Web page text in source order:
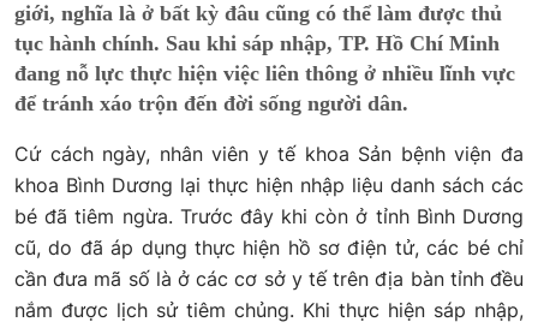
giới, nghĩa là ở bất kỳ đâu cũng có thể làm được thủ
tục hành chính. Sau khi sáp nhập, TP. Hồ Chí Minh
đang nỗ lực thực hiện việc liên thông ở nhiều lĩnh vực
để tránh xáo trộn đến đời sống người dân.
Cứ cách ngày, nhân viên y tế khoa Sản bệnh viện đa
khoa Bình Dương lại thực hiện nhập liệu danh sách các
bé đã tiêm ngừa. Trước đây khi còn ở tỉnh Bình Dương
cũ, do đã áp dụng thực hiện hồ sơ điện tử, các bé chỉ
cần đưa mã số là ở các cơ sở y tế trên địa bàn tỉnh đều
nắm được lịch sử tiêm chủng. Khi thực hiện sáp nhập,